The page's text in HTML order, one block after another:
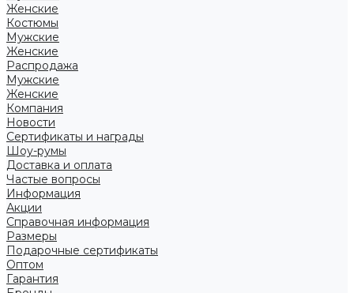
Женские
Костюмы
Мужские
Женские
Распродажа
Мужские
Женские
Компания
Новости
Сертификаты и награды
Шоу-румы
Доставка и оплата
Частые вопросы
Информация
Акции
Справочная информация
Размеры
Подарочные сертификаты
Оптом
Гарантия